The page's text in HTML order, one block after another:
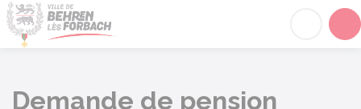
Demande de pension